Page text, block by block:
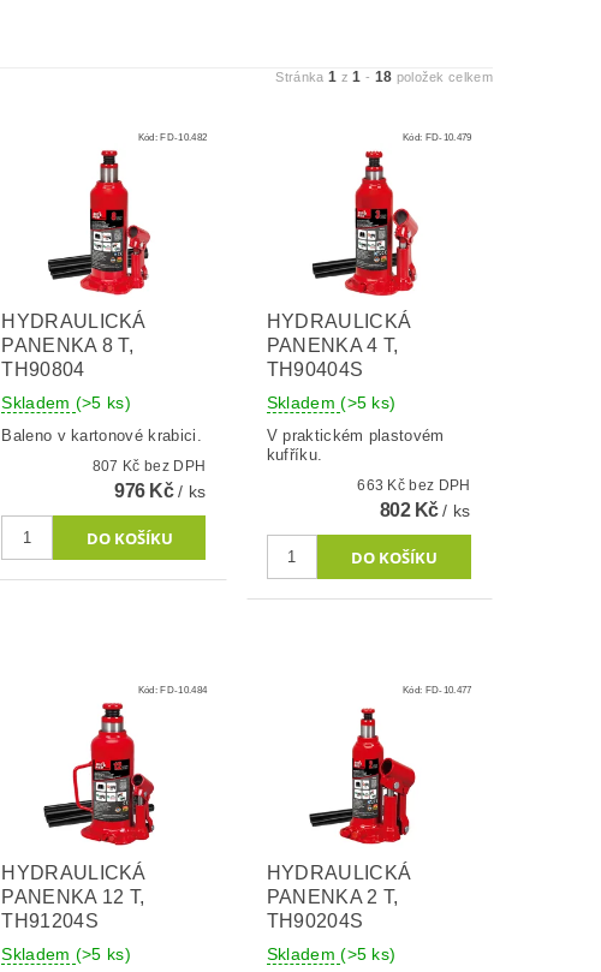
Stránka1 z1 - 18 položek celkem
Kód:FD-10.482
HYDRAULICKÁ
PANENKA 8 T,
TH90804
Skladem (>5 ks)
Baleno v kartonové krabici.
807 Kč bez DPH
976 Kč/ ks
Kód: FD-10.479
HYDRAULICKÁ
PANENKA 4 T,
TH90404S
Skladem(>5 ks)
V praktickém plastovém
kufříku.
663 Kč bez DPH
802 Kč/ ks
Kód:FD-10.484
HYDRAULICKÁ
PANENKA 12 T,
TH91204S
Skladem (>5 ks)
Kód: FD-10.477
HYDRAULICKÁ
PANENKA 2 T,
TH90204S
Skladem(>5 ks)